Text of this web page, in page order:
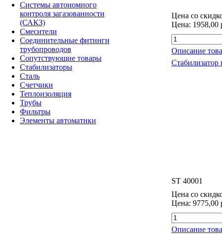
Системы автономного
контроля загазованности
(САКЗ)
Смесители
Соединительные фитинги
трубопроводов
Сопутствующие товары
Стабилизаторы
Сталь
Счетчики
Теплоизоляция
Трубы
Фильтры
Элементы автоматики
Цена со
Цена: 1958,00
Описание
ST 40001
Цена со
Цена: 9775,00
Описание